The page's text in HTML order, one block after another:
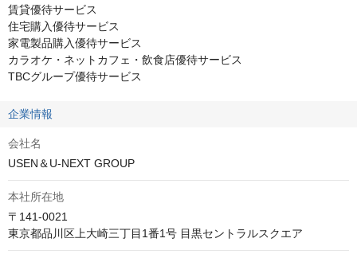
賃貸優待サービス
住宅購入優待サービス
家電製品購入優待サービス
カラオケ・ネットカフェ・飲食店優待サービス
TBCグループ優待サービス
企業情報
会社名
USEN＆U-NEXT GROUP
本社所在地
〒141-0021
東京都品川区上大崎三丁目1番1号 目黒セントラルスクエア